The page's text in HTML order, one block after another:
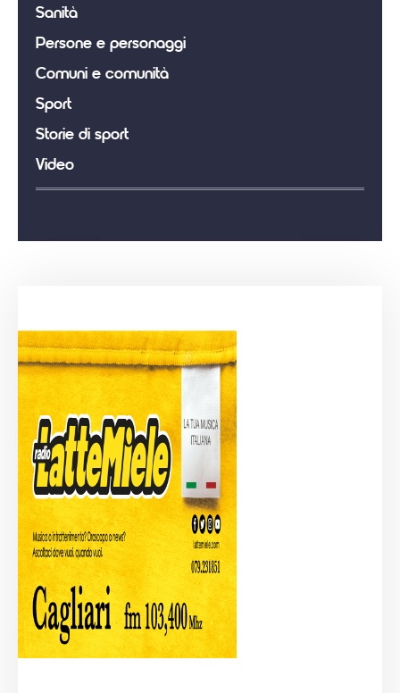
Sanità
Persone e personaggi
Comuni e comunità
Sport
Storie di sport
Video